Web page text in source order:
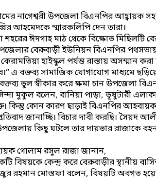
নাগেশ্বরী উপজেলা বিএনপির আহ্বায়ক
আহমেদকে স্মারকলিপি দেন তারা।
ঈদগাহ মাঠ থেকে বিক্ষোভ মিছিলটি
বেরুবাড়ী ইউনিয়ন বিএনপির
হাইস্কুল পর্যন্ত রাস্তায়
এ বক্তব্য সামাজিক যোগাযোগ মাধ্যমে
ভুল স্বীকার করে ক্ষমা চান উপজেলা
মুকুল বলেন, বানিয়া পাড়া, ভূষুটারী
কিন্তু কোন কারণ ছাড়াই বিএনপির
জানাচ্ছি। বিচার দাবী করছি।
উপজেলায় কিছু ঘটলে তার দায়ভার
গোলাম রসুল রাজা জানান,
বিষয়কে কেন্দ্র করে বেরুবাড়ীর স্থানীয়
রহমান মোস্তফা বলেন, বিষয়টি অবগত